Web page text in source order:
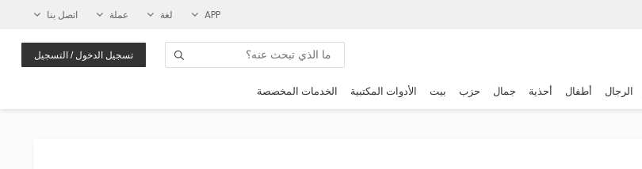
APP لغة عملة اتصل بنا
تسجيل الدخول / التسجيل
الرجال أطفال أحذية جمال حزب بيت الأدوات المكتبية الخدمات المخصصة